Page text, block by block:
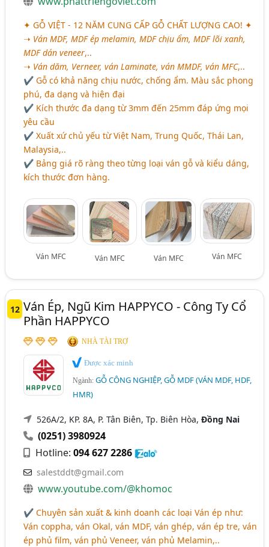
✦ GỖ VIỆT - 12 NĂM CUNG CẤP GỖ CHẤT LƯỢNG CAO! ✦
➝ Ván MDF, MDF ép melamin, MDF chịu ẩm, MDF lõi xanh,
MDF dán veneer,..
➝ Ván dăm, Verneer, ván Laminate, ván MMDF, ván MFC,..
✔ Gỗ có khả năng chịu nước, chống ẩm. Màu sắc phong
phú, đa dạng và hiện đại
✔ Kích thước đa dạng từ 3mm đến 25mm đáp ứng mọi
yêu cầu
✔ Xuất xứ chủ yếu từ Việt Nam, Trung Quốc, Thái Lan,
Malaysia,..
✔ Bảng giá rõ ràng theo từng loại ván gỗ và kiểu dáng,
kích thước đơn hàng.
Ván MFC Ván MFC Ván MFC Ván MFC
12 Ván Ép, Ngũ Kim HAPPYCO - Công Ty Cổ
Phần HAPPYCO
NHÀ TÀI TRỢ
Được xác minh
Ngành:GỖ CÔNG NGHIỆP, GỖ MDF (VÁN MDF, HDF,
HMR)
526A/2, KP. 8A, P. Tân Biên, Tp. Biên Hòa,Đồng Nai
(0251) 3980924
Hotline:094 627 2286
salestddt@gmail.com
www.youtube.com/@khomoc
✔ Chuyên sản xuất & kinh doanh các loại Ván ép như:
Ván coppha, ván Okal, ván MDF, ván ghép, ván ép tre, ván
ép phủ film, ván phủ Veneer, ván phủ Melamin,..